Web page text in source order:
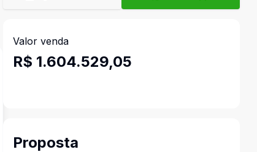
Valor venda
R$ 1.604.529,05
Proposta